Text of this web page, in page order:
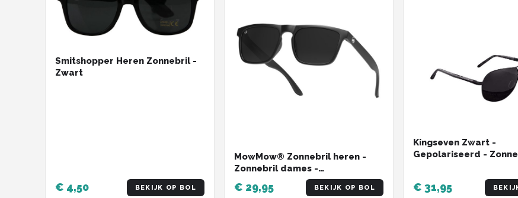
Smitshopper Heren Zonnebril -
Zwart
€ 4,50 BEKIJK OP BOL
MowMow® Zonnebril heren -
Zonnebril dames -
Gepolariseerd - X-CelLens -
THOR
€ 29,95 BEKIJK OP BOL
Kingseven Zwart -
Gepolariseerd -
€ 31,95